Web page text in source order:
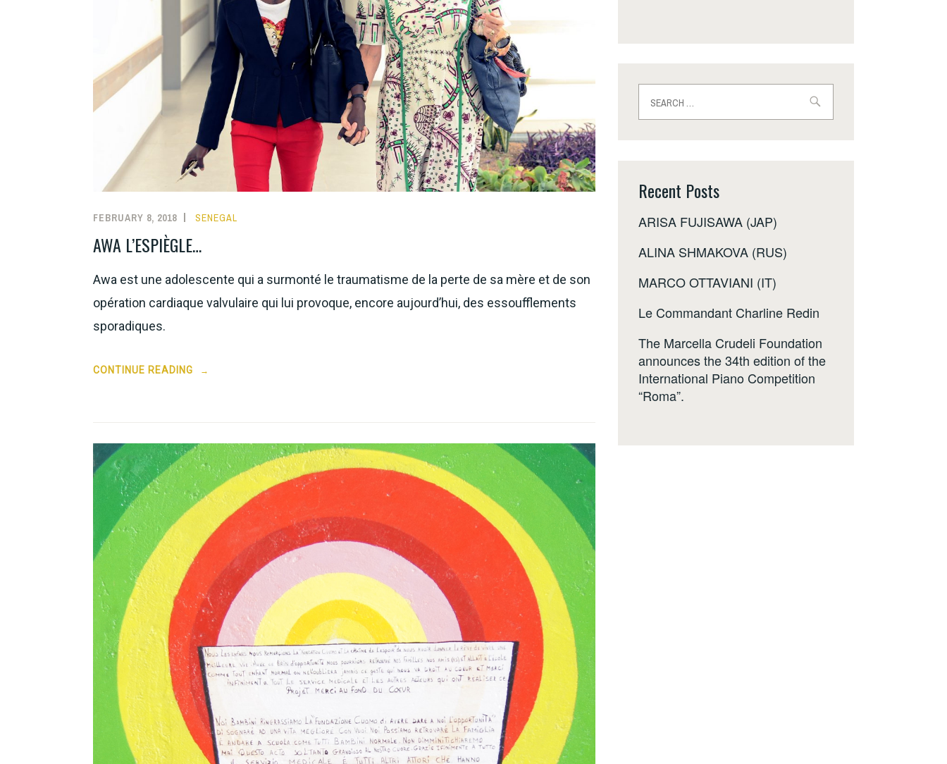
FEBRUARY 8, 2018 SENEGAL
AWA L’ESPIÈGLE…
Awa est une adolescente qui a surmonté le traumatisme de la perte de sa mère et de son
opération cardiaque valvulaire qui lui provoque, encore aujourd’hui, des essoufflements
sporadiques.
CONTINUE READING
“AWA
→
for:
Recent Posts
ARISA FUJISAWA (JAP)
ALINA SHMAKOVA (RUS)
MARCO OTTAVIANI (IT)
Le Commandant Charline Redin
The Marcella Crudeli Foundation
announces the 34th edition of the
International Piano Competition
“Roma”.